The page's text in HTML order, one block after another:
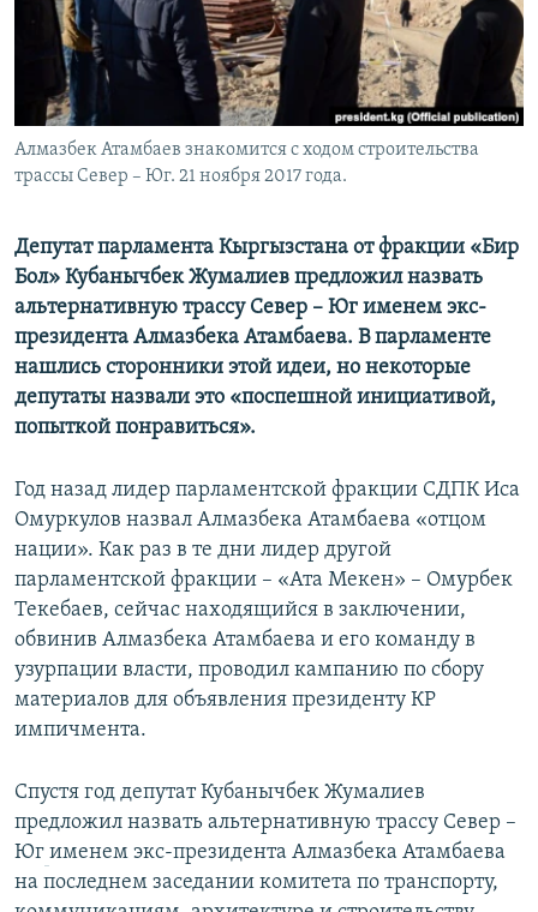
Алмазбек Атамбаев знакомится с ходом строительства
трассы Север – Юг. 21 ноября 2017 года.
Депутат парламента Кыргызстана от фракции «Бир
Бол» Кубанычбек Жумалиев предложил назвать
альтернативную трассу Север – Юг именем экс-
президента Алмазбека Атамбаева. В парламенте
нашлись сторонники этой идеи, но некоторые
депутаты назвали это «поспешной инициативой,
попыткой понравиться».
Год назад лидер парламентской фракции СДПК Иса
Омуркулов назвал Алмазбека Атамбаева «отцом
нации». Как раз в те дни лидер другой
парламентской фракции – «Ата Мекен» – Омурбек
Текебаев, сейчас находящийся в заключении,
обвинив Алмазбека Атамбаева и его команду в
узурпации власти, проводил кампанию по сбору
материалов для объявления президенту КР
импичмента.
Спустя год депутат Кубанычбек Жумалиев
предложил назвать альтернативную трассу Север –
Юг именем экс-президента Алмазбека Атамбаева
на последнем заседании комитета по транспорту,